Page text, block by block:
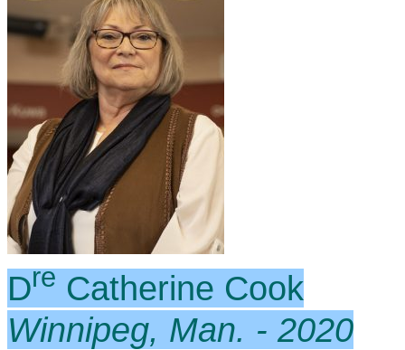
Dre Catherine Cook
Winnipeg, Man. - 2020